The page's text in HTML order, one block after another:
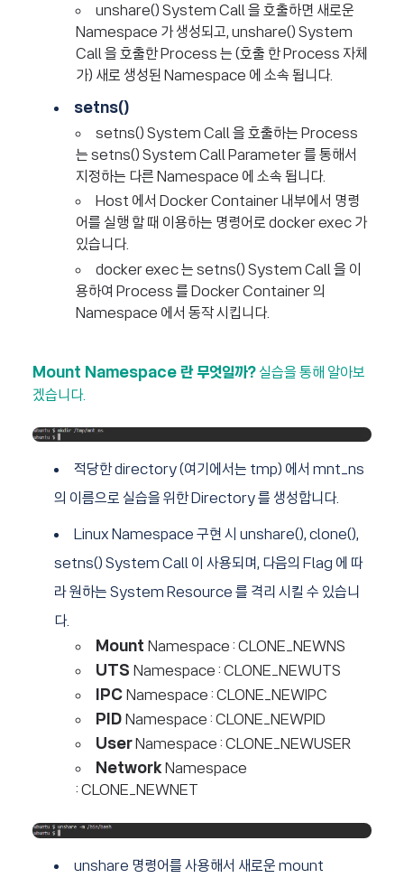
unshare() System Call 을 호출하면 새로운
Namespace 가 생성되고, unshare() System
Call 을 호출한 Process 는 (호출 한 Process 자체
가) 새로 생성된 Namespace 에 소속 됩니다.
setns()
setns() System Call 을 호출하는 Process
는 setns() System Call Parameter 를 통해서
지정하는 다른 Namespace 에 소속 됩니다.
Host 에서 Docker Container 내부에서 명령
어를 실행 할 때 이용하는 명령어로 docker exec 가
있습니다.
docker exec 는 setns() System Call 을 이
용하여 Process 를 Docker Container 의
Namespace 에서 동작 시킵니다.
Mount Namespace 란 무엇일까?실습을 통해 알아보
겠습니다.
적당한 directory (여기에서는 tmp) 에서 mnt_ns
의 이름으로 실습을 위한 Directory 를 생성합니다.
Linux Namespace 구현 시 unshare(), clone(),
setns() System Call 이 사용되며, 다음의 Flag 에 따
라 원하는 System Resource 를 격리 시킬 수 있습니
다.
Mount Namespace : CLONE_NEWNS
UTS Namespace : CLONE_NEWUTS
IPC Namespace : CLONE_NEWIPC
PID Namespace : CLONE_NEWPID
UserNamespace : CLONE_NEWUSER
NetworkNamespace
: CLONE_NEWNET
unshare 명령어를 사용해서 새로운 mount